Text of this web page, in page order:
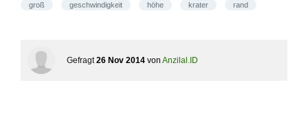
groß geschwindigkeit höhe krater rand
Gefragt 26 Nov 2014 von Anzilal.ID